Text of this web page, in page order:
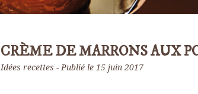
CRÈME DE MARRONS AUX
Idées recettes Publié le 15 juin 2017